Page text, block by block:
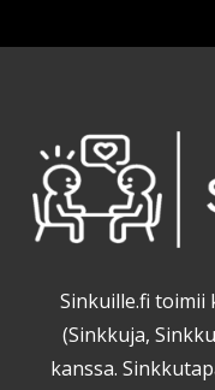
Sinkuille.fi toimii
(Sinkkuja,
kanssa.